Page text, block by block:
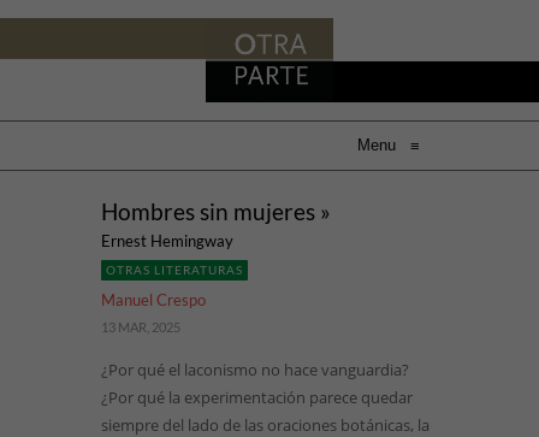
Menu ≡
Hombres sin mujeres »
Ernest Hemingway
OTRAS LITERATURAS
Manuel Crespo
13 MAR, 2025
¿Por qué el laconismo no hace vanguardia?
¿Por qué la experimentación parece quedar
siempre del lado de las oraciones botánicas, la